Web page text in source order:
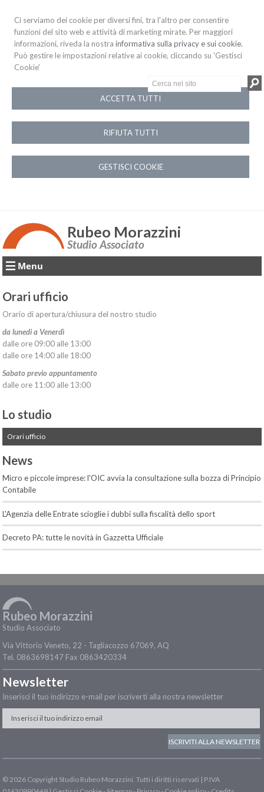
Ci serviamo dei cookie per diversi fini, tra l'altro per consentire
funzioni del sito web e attività di marketing mirate. Per maggiori
informazioni, riveda la nostrainformativa sulla privacy e sui cookie.
Può gestire le impostazioni relative ai cookie, cliccando su 'Gestisci
Cookie'
ACCETTA TUTTI
RIFIUTA TUTTI
GESTISCI COOKIE
Rubeo Morazzini
Studio Associato
Menu
Orari ufficio
Orario di apertura/chiusura del nostro studio
da lunedi a Venerdì
dalle ore 09:00 alle 13:00
dalle ore 14:00 alle 18:00
Sabato previo appuntamento
dalle ore 11:00 alle 13:00
Lo studio
Orari ufficio
News
Micro e piccole imprese: l'OIC avvia la consultazione sulla bozza di Principio
Contabile
L'Agenzia delle Entrate scioglie i dubbi sulla fiscalità dello sport
Decreto PA: tutte le novità in Gazzetta Ufficiale
Rubeo Morazzini
Studio Associato
Via Vittorio Veneto, 22 - Tagliacozzo 67069,AQ
Tel. 0863698147 Fax 0863420334
Newsletter
Inserisci il tuo indirizzo e-mail per iscriverti alla nostra newsletter
© 2026 Copyright Studio Rubeo Morazzini. Tutti i diritti riservati | P.IVA